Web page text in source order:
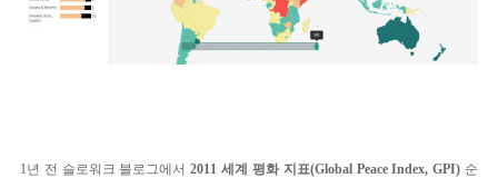
1년 전 슬로워크 블로그에서2011 세계 평화 지표(Global Peace Index, GPI) 순